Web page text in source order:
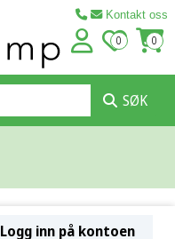
Kontakt oss
SØK
0 0
Logg inn på kontoen